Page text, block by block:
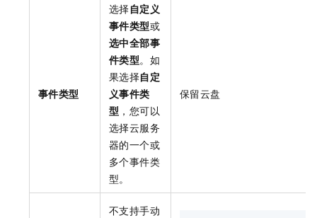
事件类型
选择自定义
事件类型或
选中全部事
件类型。如
果选择自定
义事件类
型 ，您可以
选择云服务
器的一个或
多个事件类
型。
保留云盘
不支持手动